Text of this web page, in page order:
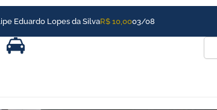
Nascimento dos ReisR$ 10,0024/07